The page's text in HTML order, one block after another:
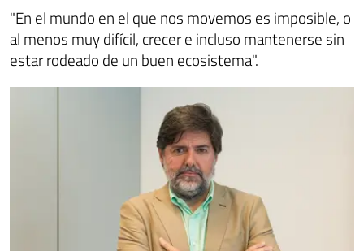
"En el mundo en el que nos movemos es imposible, o
al menos muy difícil, crecer e incluso mantenerse sin
estar rodeado de un buen ecosistema".